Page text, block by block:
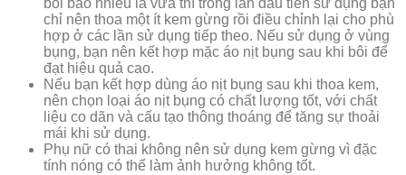
bôi bao nhiêu là vừa thì trong lần đầu tiên sử dụng bạn
chỉ nên thoa một ít kem gừng rồi điều chỉnh lại cho phù
hợp ở các lần sử dụng tiếp theo. Nếu sử dụng ở vùng
bụng, bạn nên kết hợp mặc áo nịt bụng sau khi bôi để
đạt hiệu quả cao.
Nếu bạn kết hợp dùng áo nịt bụng sau khi thoa kem,
nên chọn loại áo nịt bụng có chất lượng tốt, với chất
liệu co dãn và cấu tạo thông thoáng để tăng sự thoải
mái khi sử dụng.
Phụ nữ có thai không nên sử dụng kem gừng vì đặc
tính nóng có thể làm ảnh hưởng không tốt.